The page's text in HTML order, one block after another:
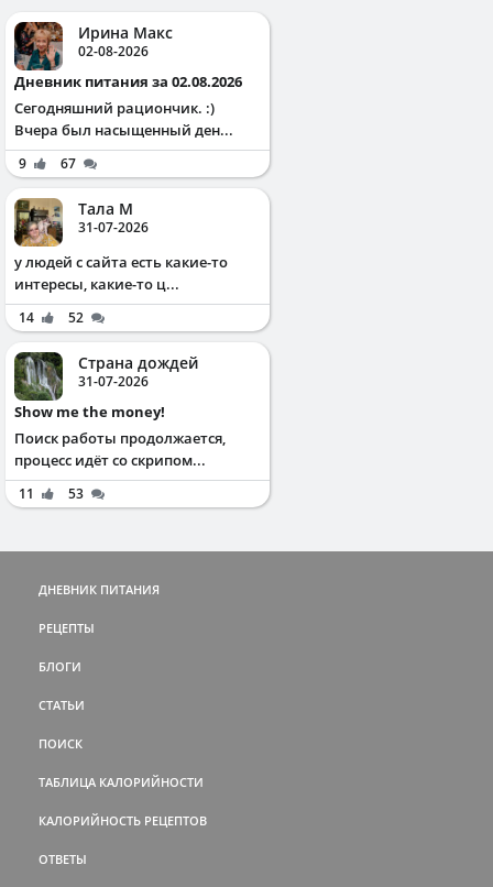
Ирина Макс
02-08-2026
Дневник питания за 02.08.2026
Сегодняшний рациончик. :)
Вчера был насыщенный ден...
9 67
Тала М
31-07-2026
у людей с сайта есть какие-то
интересы, какие-то ц...
14 52
Страна дождей
31-07-2026
Show me the money!
Поиск работы продолжается,
процесс идёт со скрипом...
11 53
ДНЕВНИК ПИТАНИЯ
РЕЦЕПТЫ
БЛОГИ
СТАТЬИ
ПОИСК
ТАБЛИЦА КАЛОРИЙНОСТИ
КАЛОРИЙНОСТЬ РЕЦЕПТОВ
ОТВЕТЫ